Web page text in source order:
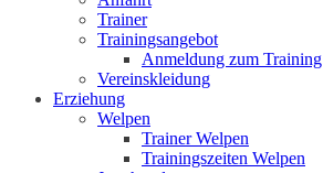
Trainer
Trainingsangebot
Anmeldung zum Training
Vereinskleidung
Erziehung
Welpen
Trainer Welpen
Trainingszeiten Welpen